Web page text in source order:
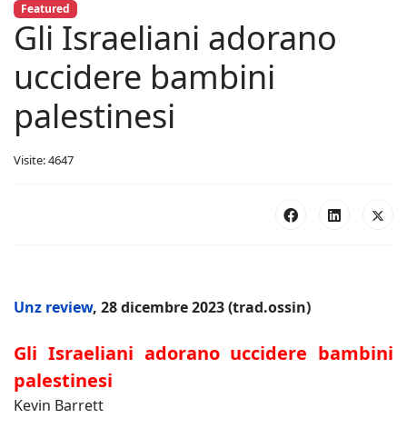
Featured
Gli Israeliani adorano
uccidere bambini
palestinesi
Visite: 4647
Unz review, 28 dicembre 2023 (trad.ossin)
Gli Israeliani adorano uccidere bambini
palestinesi
Kevin Barrett